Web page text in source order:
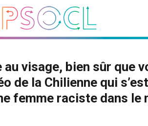
au visage, bien sûr que
de la Chilienne qui s’est
femme raciste dans le